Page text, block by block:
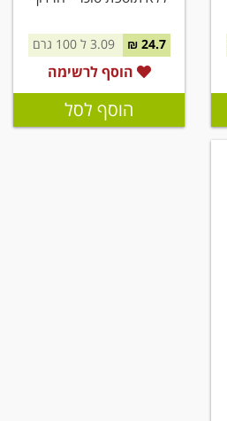
24.7 ₪ 3.09 ל 100 גרם
הוסף לרשימה
הוסף לסל